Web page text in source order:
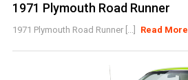
1971 Plymouth Road Runner
1971 Plymouth Road Runner [...] Read More